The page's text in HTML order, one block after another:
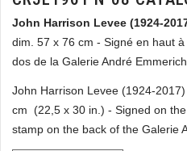
John Harrison Levee (1924-
dim. 57 x 76 cm - Signé en haut
dos de la Galerie André Emmerich
John Harrison Levee (1924-
cm (22,5 x 30 in.) - Signed on
stamp on the back of the Galerie